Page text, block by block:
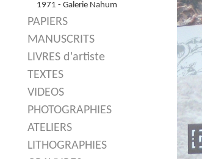
1971 - Galerie Nahum
PAPIERS
MANUSCRITS
LIVRES d'artiste
TEXTES
VIDEOS
PHOTOGRAPHIES
ATELIERS
LITHOGRAPHIES